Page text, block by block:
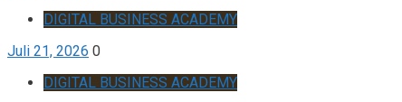
DIGITAL BUSINESS ACADEMY
Juli 21, 2026 0
DIGITAL BUSINESS ACADEMY